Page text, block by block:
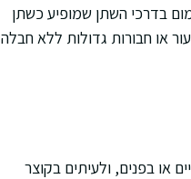
בדרכי השתן שמופיע כשתן
או חבורות גדולות ללא חבלה
או בפנים, ולעיתים בקוצר